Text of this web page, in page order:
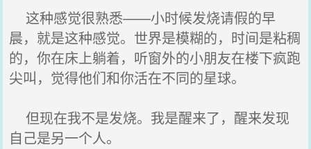
这种感觉很熟悉——小时候发烧请假的早
晨，就是这种感觉。世界是模糊的，时间是粘稠
的，你在床上躺着，听窗外的小朋友在楼下疯跑
尖叫，觉得他们和你活在不同的星球。
但现在我不是发烧。我是醒来了，醒来发现
自己是另一个人。